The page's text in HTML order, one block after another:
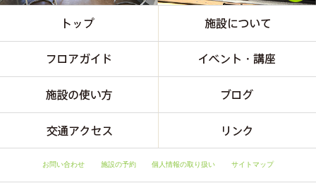
お問い合わせ 施設の予約 個人情報の取り扱い サイトマップ